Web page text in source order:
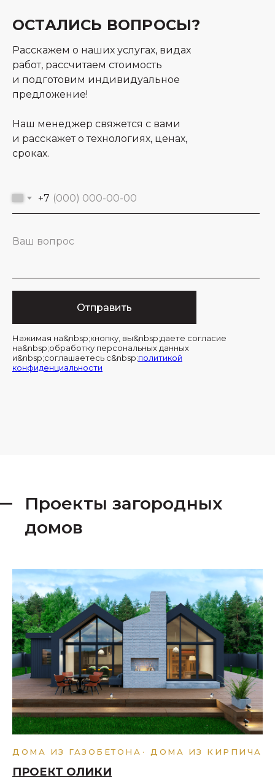
ОСТАЛИСЬ ВОПРОСЫ?
Расскажем о наших услугах, видах
работ, рассчитаем стоимость
и подготовим индивидуальное
предложение!
Наш менеджер свяжется с вами
и расскажет о технологиях, ценах,
сроках.
+7
Ваш вопрос
Отправить
Нажимая на&nbsp;кнопку, вы&nbsp;даете согласие
на&nbsp;обработку персональных данных
и&nbsp;соглашаетесь c&nbsp;политикой
конфиденциальности
Проекты загородных
домов
ДОМА ИЗ ГАЗОБЕТОНА ДОМА ИЗ КИРПИЧА
ПРОЕКТ ОЛИКИ